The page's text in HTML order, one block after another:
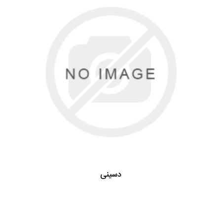
دسینی